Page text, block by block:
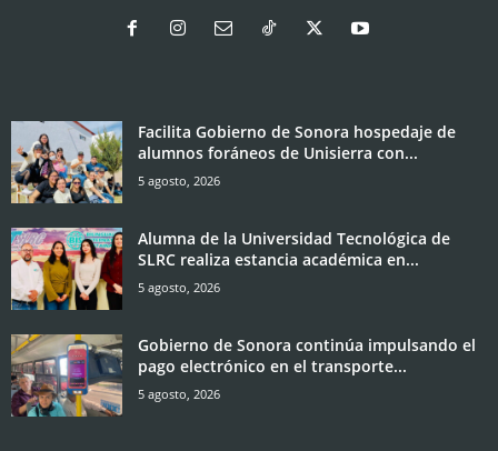
Facilita Gobierno de Sonora hospedaje de
alumnos foráneos de Unisierra con...
5 agosto, 2026
Alumna de la Universidad Tecnológica de
SLRC realiza estancia académica en...
5 agosto, 2026
Gobierno de Sonora continúa impulsando el
pago electrónico en el transporte...
5 agosto, 2026